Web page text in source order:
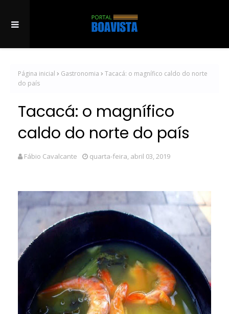
Página inicial Gastronomia
Tacacá: o magnífico caldo do norte
do país
Tacacá: o magnífico
caldo do norte do país
Fábio Cavalcante quarta-feira, abril 03, 2019